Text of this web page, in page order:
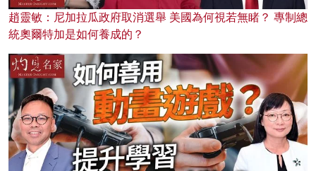
趙靈敏：尼加拉瓜政府取消選舉 美國為何視若無睹？ 專制總
統奧爾特加是如何養成的？